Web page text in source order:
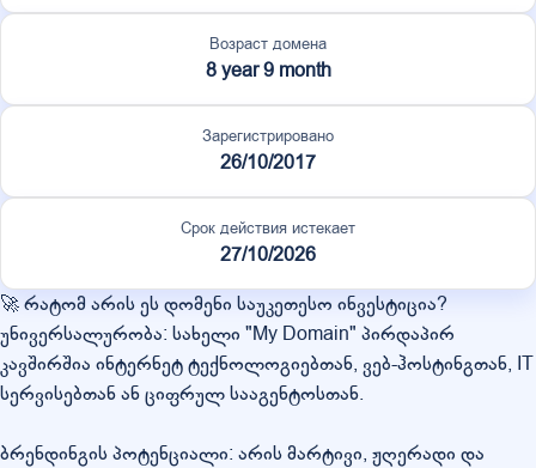
Возраст домена
8 year 9 month
Зарегистрировано
26/10/2017
Срок действия истекает
27/10/2026
🚀 რატომ არის ეს დომენი საუკეთესო ინვესტიცია?
უნივერსალურობა: სახელი "My Domain" პირდაპირ
კავშირშია ინტერნეტ ტექნოლოგიებთან, ვებ-ჰოსტინგთან, IT
სერვისებთან ან ციფრულ სააგენტოსთან.
ბრენდინგის პოტენციალი: არის მარტივი, ჟღერადი და